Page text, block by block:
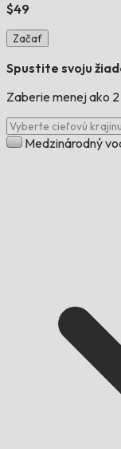
$49
Začať
Spustite svoju
Zaberie menej ako
Medzinárodný